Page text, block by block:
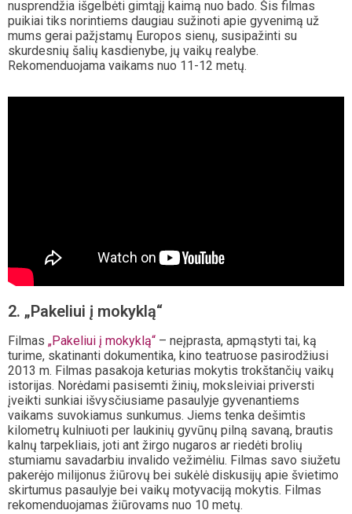
nusprendžia išgelbėti gimtąjį kaimą nuo bado. Šis filmas
puikiai tiks norintiems daugiau sužinoti apie gyvenimą už
mums gerai pažįstamų Europos sienų, susipažinti su
skurdesnių šalių kasdienybe, jų vaikų realybe.
Rekomenduojama vaikams nuo 11-12 metų.
2. „Pakeliui į mokyklą“
Filmas „Pakeliui į mokyklą“ – neįprasta, apmąstyti tai, ką
turime, skatinanti dokumentika, kino teatruose pasirodžiusi
2013 m. Filmas pasakoja keturias mokytis trokštančių vaikų
istorijas. Norėdami pasisemti žinių, moksleiviai priversti
įveikti sunkiai išvysčiusiame pasaulyje gyvenantiems
vaikams suvokiamus sunkumus. Jiems tenka dešimtis
kilometrų kulniuoti per laukinių gyvūnų pilną savaną, brautis
kalnų tarpekliais, joti ant žirgo nugaros ar riedėti brolių
stumiamu savadarbiu invalido vežimėliu. Filmas savo siužetu
pakerėjo milijonus žiūrovų bei sukėlė diskusijų apie švietimo
skirtumus pasaulyje bei vaikų motyvaciją mokytis. Filmas
rekomenduojamas žiūrovams nuo 10 metų.